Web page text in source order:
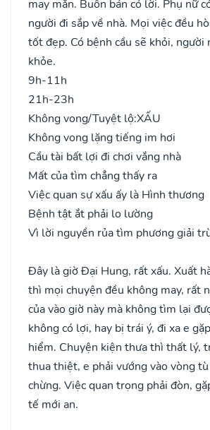
may mắn. Buôn bán có lời. Phụ nữ
người đi sắp về nhà. Mọi việc đều
tốt đẹp. Có bệnh cầu sẽ khỏi, người
khỏe.
9h-11h
21h-23h
Không vong/Tuyệt lộ:XẤU
Không vong lặng tiếng im hơi
Cầu tài bất lợi đi chơi vắng nhà
Mất của tìm chẳng thấy ra
Việc quan sự xấu ấy là Hình thương
Bệnh tật ắt phải lo lường
Vì lời nguyền rủa tìm phương giải
Đây là giờ Đại Hung, rất xấu. Xuất
thì mọi chuyện đều không may, rất
của vào giờ này mà không tìm lại
không có lợi, hay bị trái ý, đi xa e
hiểm. Chuyện kiện thưa thì thất lý,
thua thiệt, e phải vướng vào vòng
chừng. Việc quan trọng phải đòn,
tế mới an.